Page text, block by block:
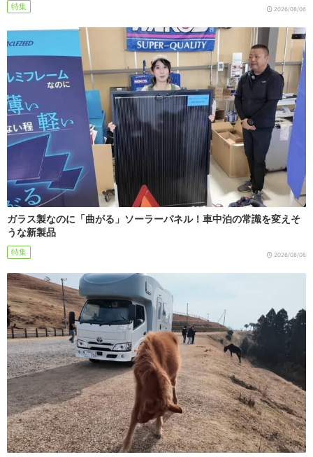
特集 2026/08/06
ガラス製なのに「曲がる」ソーラーパネル！車中泊の常識を変えそ
うな新製品
特集 2026/08/06